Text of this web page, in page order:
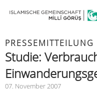
PRESSEMITTEILUNG
Studie:
07. November 2007